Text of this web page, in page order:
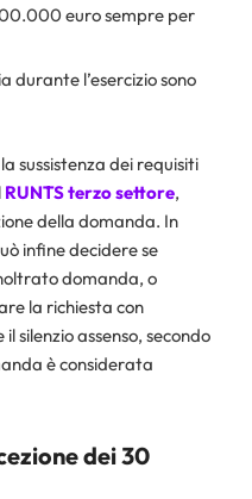
euro sempre per
durante l’esercizio sono
sussistenza dei requisiti
RUNTSterzo settore,
della domanda. In
infine decidere se
domanda, o
la richiesta con
silenzio assenso, secondo
è considerata
dei 30